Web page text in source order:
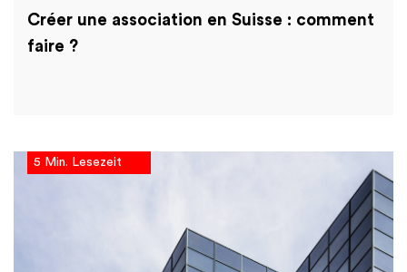
Créer une association en Suisse : comment
faire ?
5 Min. Lesezeit